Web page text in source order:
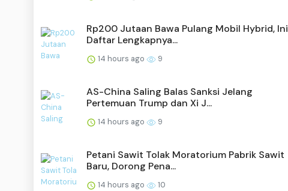
Rp200 Jutaan Bawa Pulang Mobil Hybrid, Ini
Daftar Lengkapnya...
14 hours ago 9
AS-China Saling Balas Sanksi Jelang
Pertemuan Trump dan Xi J...
14 hours ago 9
Petani Sawit Tolak Moratorium Pabrik Sawit
Baru, Dorong Pena...
14 hours ago 10